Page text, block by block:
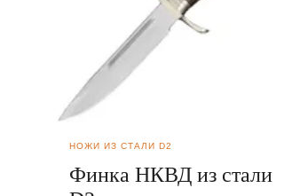
НОЖИ ИЗ СТАЛИ D2
Финка НКВД из стали